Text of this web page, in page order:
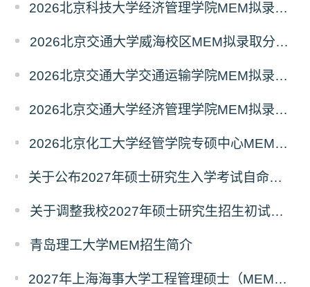
2026北京科技大学经济管理学院MEM拟录取分析解读
2026北京交通大学威海校区MEM拟录取分析解读
2026北京交通大学交通运输学院MEM拟录取分析解读
2026北京交通大学经济管理学院MEM拟录取分析解读
2026北京化工大学经管学院专硕中心MEM拟录取分析解读
关于公布2027年硕士研究生入学考试自命题考试科目考试大纲的通知
关于调整我校2027年硕士研究生招生初试科目的公告
青岛理工大学MEM招生简介
2027年上海海事大学工程管理硕士（MEM）宁波产教融合研究生培养项目